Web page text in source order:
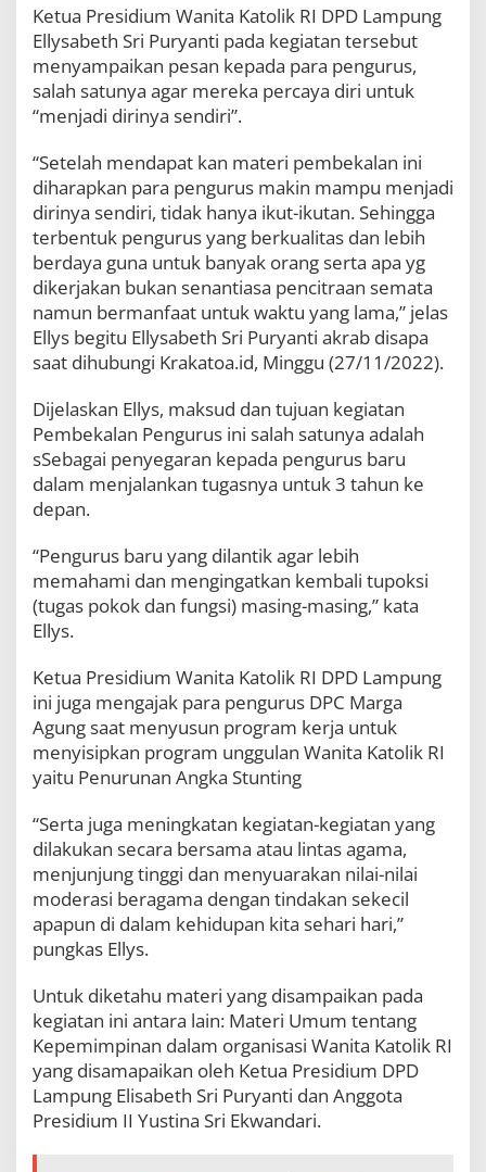
n
u
r
u
s
D
C
M
a
r
g
a
A
g
u
n
g
a
s
a
B
a
2
0
2
0
2
5
Ketua Presidium Wanita Katolik RI DPD Lampung
Ellysabeth Sri Puryanti pada kegiatan tersebut
menyampaikan pesan kepada para pengurus,
salah satunya agar mereka percaya diri untuk
“menjadi dirinya sendiri”.
“Setelah mendapat kan materi pembekalan ini
diharapkan para pengurus makin mampu menjadi
dirinya sendiri, tidak hanya ikut-ikutan. Sehingga
terbentuk pengurus yang berkualitas dan lebih
berdaya guna untuk banyak orang serta apa yg
dikerjakan bukan senantiasa pencitraan semata
namun bermanfaat untuk waktu yang lama,” jelas
Ellys begitu Ellysabeth Sri Puryanti akrab disapa
saat dihubungi Krakatoa.id, Minggu (27/11/2022).
Dijelaskan Ellys, maksud dan tujuan kegiatan
Pembekalan Pengurus ini salah satunya adalah
sSebagai penyegaran kepada pengurus baru
dalam menjalankan tugasnya untuk 3 tahun ke
depan.
“Pengurus baru yang dilantik agar lebih
memahami dan mengingatkan kembali tupoksi
(tugas pokok dan fungsi) masing-masing,” kata
Ellys.
Ketua Presidium Wanita Katolik RI DPD Lampung
ini juga mengajak para pengurus DPC Marga
Agung saat menyusun program kerja untuk
menyisipkan program unggulan Wanita Katolik RI
yaitu Penurunan Angka Stunting
“Serta juga meningkatan kegiatan-kegiatan yang
dilakukan secara bersama atau lintas agama,
menjunjung tinggi dan menyuarakan nilai-nilai
moderasi beragama dengan tindakan sekecil
apapun di dalam kehidupan kita sehari hari,”
pungkas Ellys.
Untuk diketahu materi yang disampaikan pada
kegiatan ini antara lain: Materi Umum tentang
Kepemimpinan dalam organisasi Wanita Katolik RI
yang disamapaikan oleh Ketua Presidium DPD
Lampung Elisabeth Sri Puryanti dan Anggota
Presidium II Yustina Sri Ekwandari.